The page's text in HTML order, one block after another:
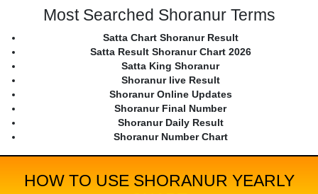
Most Searched Shoranur Terms
Satta Chart Shoranur Result
Satta Result Shoranur Chart 2026
Satta King Shoranur
Shoranur live Result
Shoranur Online Updates
Shoranur Final Number
Shoranur Daily Result
Shoranur Number Chart
HOW TO USE SHORANUR YEARLY